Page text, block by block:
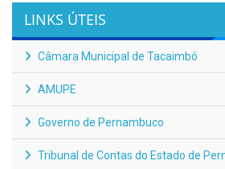
LINKS ÚTEIS
Câmara Municipal de Tacaimbó
AMUPE
Governo de Pernambuco
Tribunal de Contas do Estado de